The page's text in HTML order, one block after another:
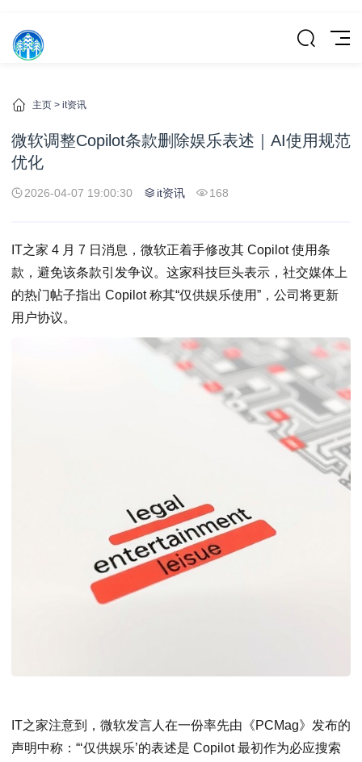
主页 > it资讯
微软调整Copilot条款删除娱乐表述｜AI使用规范
优化
2026-04-07 19:00:30 it资讯 168
IT之家 4 月 7 日消息，微软正着手修改其 Copilot 使用条
款，避免该条款引发争议。这家科技巨头表示，社交媒体上
的热门帖子指出 Copilot 称其“仅供娱乐使用”，公司将更新
用户协议。
IT之家注意到，微软发言人在一份率先由《PCMag》发布的
声明中称：“‘仅供娱乐’的表述是 Copilot 最初作为必应搜索